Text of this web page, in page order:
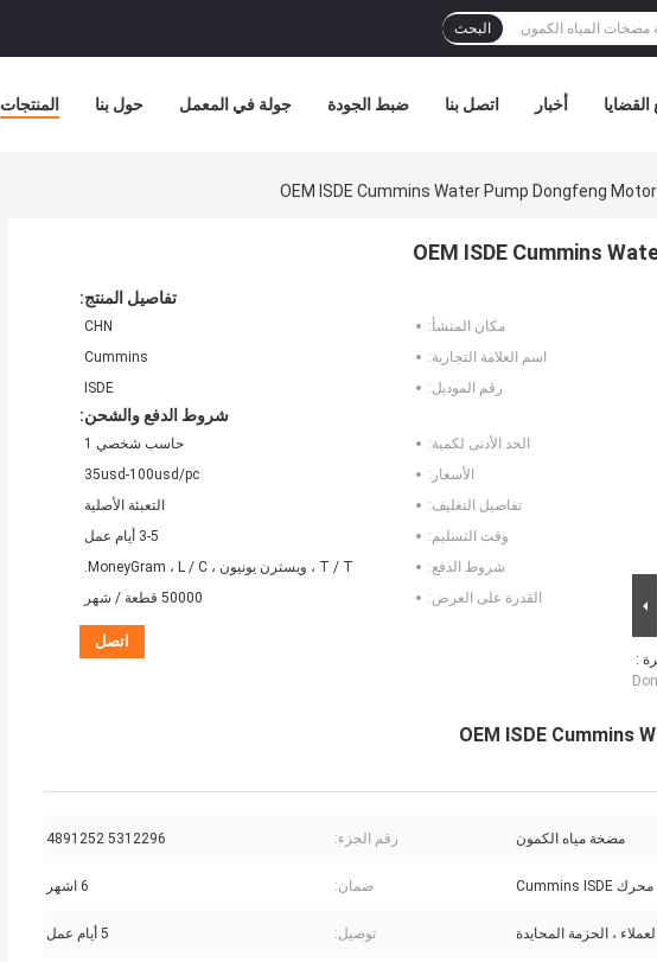
البحث
المنتجات حول بنا جولة في المعمل ضبط الجودة اتصل بنا أخبار
OEM ISDE Cummins Water Pump Dongfeng
OEM ISDE Cummins
:
تفاصيل المنتج:
مكان المنشأ:
CHN
اسم العلامة التجارية:
Cummins
رقم الموديل:
ISDE
شروط الدفع والشحن:
الحد الأدنى لكمية:
حاسب شخصي 1
الأسعار:
35usd-100usd/pc
تفاصيل التغليف:
التعبئة الأصلية
وقت التسليم:
3-5 أيام عمل
شروط الدفع:
T / T ، ويسترن يونيون ، MoneyGram ، L / C.
القدرة على العرض:
50000 قطعة / شهر
اتصل
OEM ISDE Cummins
مضخة مياه الكمون رقم الجزء: 5312296 4891252
محرك Cummins ISDE ضمان: 6 اشهر
، الحزمة المحايدة توصيل: 5 أيام عمل